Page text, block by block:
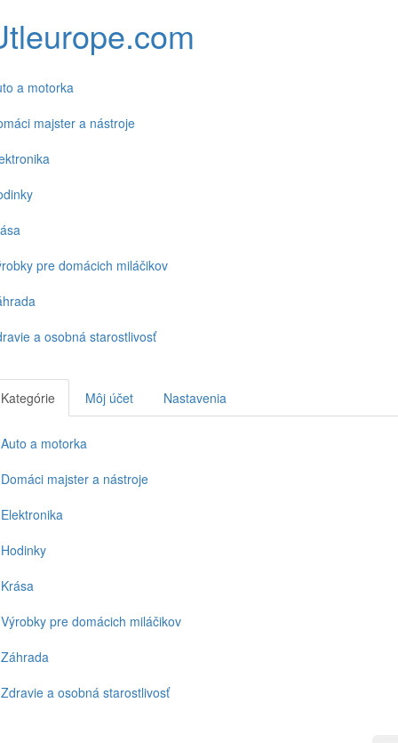
a motorka
majster a nástroje
pre domácich miláčikov
a osobná starostlivosť
Kategórie Môj účet Nastavenia
Auto a motorka
Domáci majster a nástroje
Elektronika
Hodinky
Krása
Výrobky pre domácich miláčikov
Záhrada
Zdravie a osobná starostlivosť